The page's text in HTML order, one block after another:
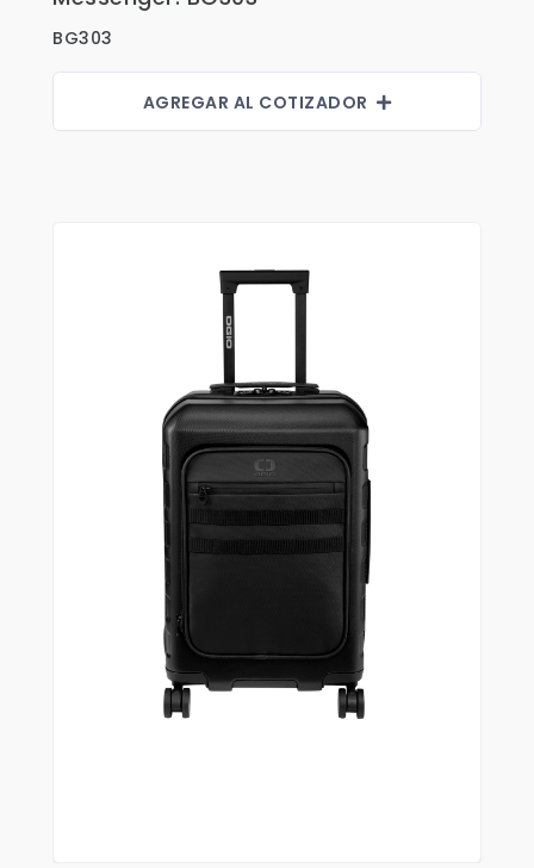
Shorts
Sweaters
T-shirts
Trabajo
BG303
AGREGAR AL COTIZADOR